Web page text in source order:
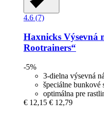
4.6 (7)
Haxnicks Výsevná
Rootrainers“
-5%
3-dielna výsevná
špeciálne bunkové
optimálna pre
€ 12,15 € 12,79